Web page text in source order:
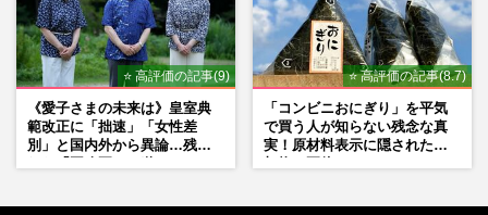
⭐ 高評価の記事(9)
《愛子さまの未来は》皇室典
範改正に「拙速」「女性差
別」と国内外から異論…残さ
⭐ 高評価の記事(8.7)
「コンビニおにぎり」を平気
で買う人が知らない残念な真
実！原材料表示に隠された添